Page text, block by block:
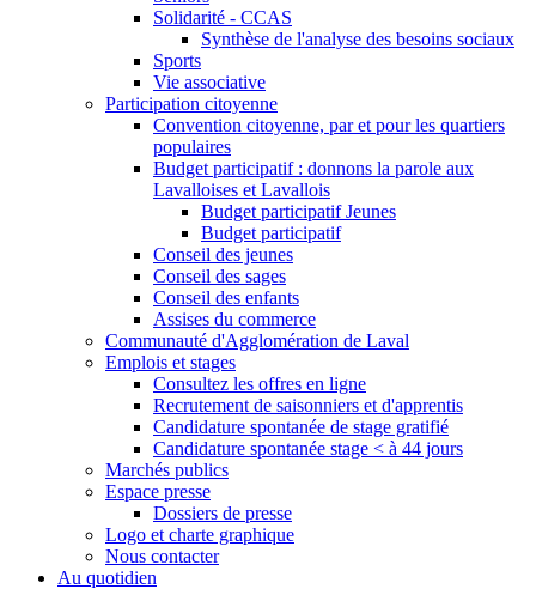
Solidarité - CCAS
Synthèse de l'analyse des besoins sociaux
Sports
Vie associative
Participation citoyenne
Convention citoyenne, par et pour les quartiers
populaires
Budget participatif : donnons la parole aux
Lavalloises et Lavallois
Budget participatif Jeunes
Budget participatif
Conseil des jeunes
Conseil des sages
Conseil des enfants
Assises du commerce
Communauté d'Agglomération de Laval
Emplois et stages
Consultez les offres en ligne
Recrutement de saisonniers et d'apprentis
Candidature spontanée de stage gratifié
Candidature spontanée stage < à 44 jours
Marchés publics
Espace presse
Dossiers de presse
Logo et charte graphique
Nous contacter
Au quotidien